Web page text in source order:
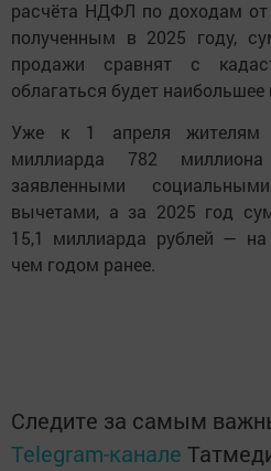
расчёта НДФЛ по доходам
полученным в 2025 году,
продажи сравнят с
облагаться будет наибольшее
Уже к 1 апреля жителям
миллиарда 782
заявленными
вычетами, а за 2025 год
15,1 миллиарда рублей —
чем годом ранее.
Следите за самым
Telegram-канале